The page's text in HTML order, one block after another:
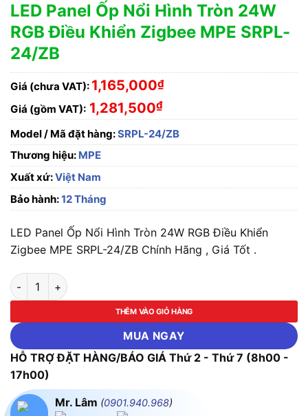
LED Panel Ốp Nổi Hình Tròn 24W
RGB Điều Khiển Zigbee MPE SRPL-
24/ZB
Giá (chưa VAT): 1,165,000₫
Giá (gồm VAT): 1,281,500₫
Model / Mã đặt hàng:SRPL-24/ZB
Thương hiệu: MPE
Xuất xứ:Việt Nam
Bảo hành:12 Tháng
LED Panel Ốp Nổi Hình Tròn 24W RGB Điều Khiển
Zigbee MPE SRPL-24/ZB Chính Hãng , Giá Tốt .
LED Panel Ốp Nổi Hình Tròn 24W RGB Điều Khiển Zigbee
THÊM VÀO GIỎ HÀNG
MUA NGAY
HỖ TRỢ ĐẶT HÀNG/BÁO GIÁ Thứ 2 - Thứ 7 (8h00 -
17h00)
Mr. Lâm (0901.940.968)